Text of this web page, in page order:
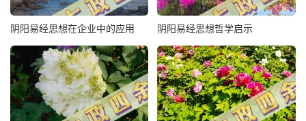
阴阳易经思想在企业中的应用 阴阳易经思想哲学启示